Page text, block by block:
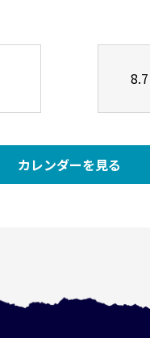
8.7
カレンダーを見る